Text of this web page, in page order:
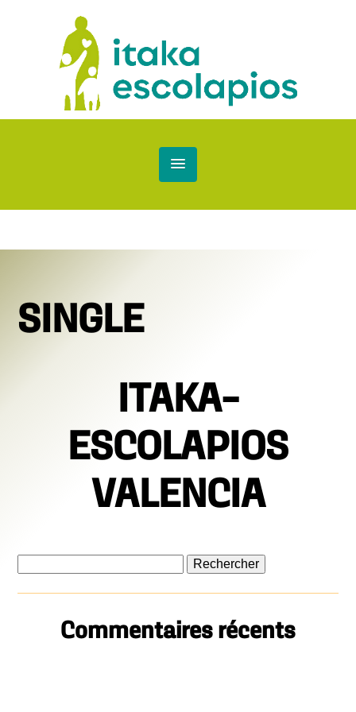
SINGLE
ITAKA-
ESCOLAPIOS
VALENCIA
Commentaires récents